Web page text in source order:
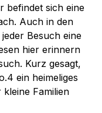
befindet sich eine
Auch in den
Besuch eine
hier erinnern
Kurz gesagt,
ein heimeliges
Familien